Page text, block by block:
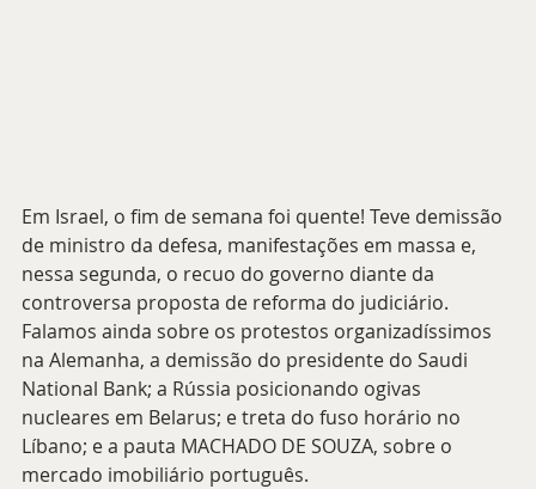
Em Israel, o fim de semana foi quente! Teve demissão
de ministro da defesa, manifestações em massa e,
nessa segunda, o recuo do governo diante da
controversa proposta de reforma do judiciário.
Falamos ainda sobre os protestos organizadíssimos
na Alemanha, a demissão do presidente do Saudi
National Bank; a Rússia posicionando ogivas
nucleares em Belarus; e treta do fuso horário no
Líbano; e a pauta MACHADO DE SOUZA, sobre o
mercado imobiliário português.